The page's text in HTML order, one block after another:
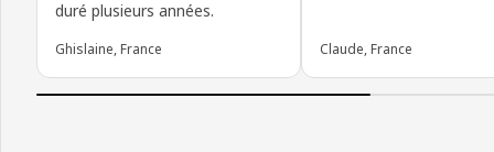
duré plusieurs années.
Ghislaine, France Claude, France